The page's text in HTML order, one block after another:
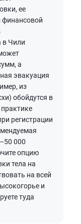
ее
в Чили
а
эвакуация
из
обойдутся в
регистрации
000
опцию
тела на
на всей
и
туда